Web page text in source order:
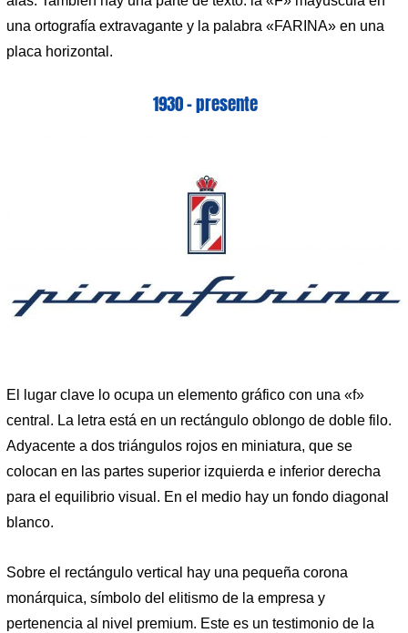
una ortografía extravagante y la palabra «FARINA» en una
placa horizontal.
1930 – presente
El lugar clave lo ocupa un elemento gráfico con una «f»
central. La letra está en un rectángulo oblongo de doble filo.
Adyacente a dos triángulos rojos en miniatura, que se
colocan en las partes superior izquierda e inferior derecha
para el equilibrio visual. En el medio hay un fondo diagonal
blanco.
Sobre el rectángulo vertical hay una pequeña corona
monárquica, símbolo del elitismo de la empresa y
pertenencia al nivel premium. Este es un testimonio de la